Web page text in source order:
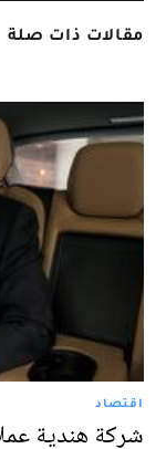
مقالات ذات صلة
اقتصاد
شركة هندية